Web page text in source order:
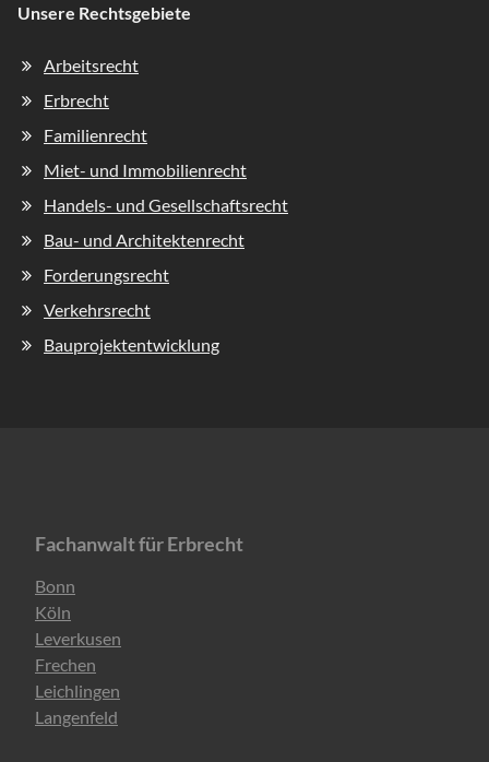
Unsere Rechtsgebiete
Navigation
Arbeitsrecht
Erbrecht
Familienrecht
Miet- und Immobilienrecht
Handels- und Gesellschaftsrecht
Bau- und Architektenrecht
Forderungsrecht
Verkehrsrecht
Bauprojektentwicklung
Fachanwalt für Erbrecht
Navigation
überspringen
Bonn
Köln
Leverkusen
Frechen
Leichlingen
Langenfeld